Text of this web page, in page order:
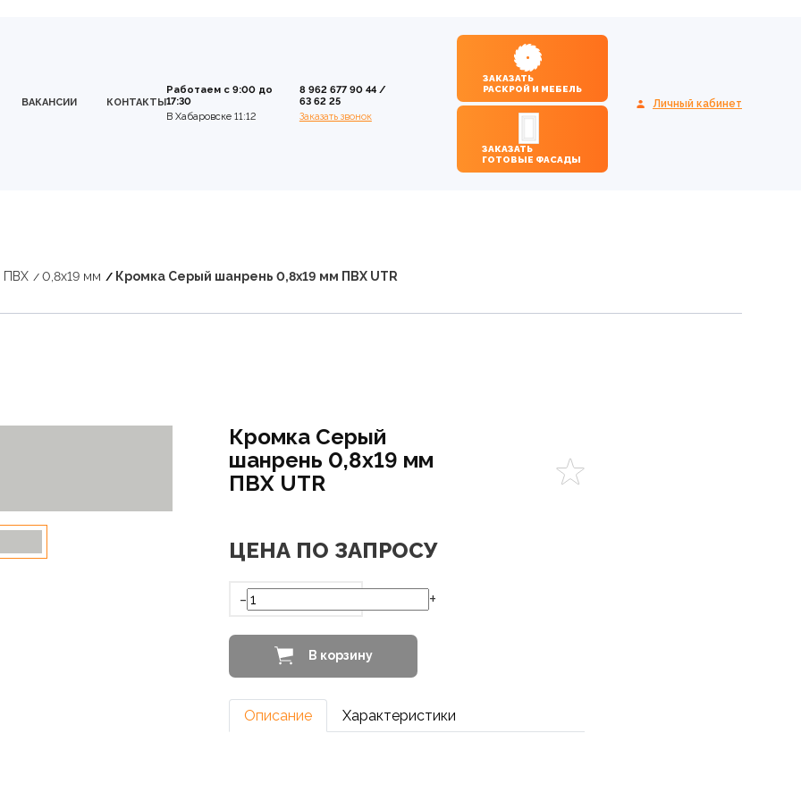
ВАКАНСИИ КОНТАКТЫ
Работаем с 9:00 до
17:30
В Хабаровске 11:12
8 962 677 90 44/
63 62 25
Заказать звонок
ЗАКАЗАТЬ
РАСКРОЙ И МЕБЕЛЬ
ЗАКАЗАТЬ
ГОТОВЫЕ ФАСАДЫ
Личный кабинет
ПВХ 0,8х19 мм Кромка Серый шанрень 0,8х19 мм ПВХ UTR
Кромка Серый
шанрень 0,8х19 мм
ПВХ UTR
ЦЕНА ПО ЗАПРОСУ
- +
В корзину
Описание Характеристики